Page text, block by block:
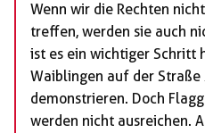
Wenn wir die Rechten
treffen, werden sie auch
ist es ein wichtiger Schritt
Waiblingen auf der Straße
demonstrieren. Doch
werden nicht ausreichen.